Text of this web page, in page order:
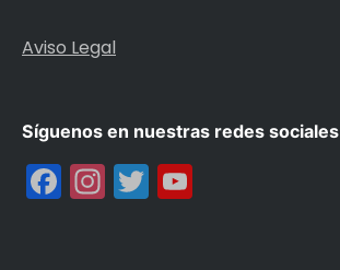
Aviso Legal
Síguenos en nuestras redes sociales
Facebook
Instagram
Twitter